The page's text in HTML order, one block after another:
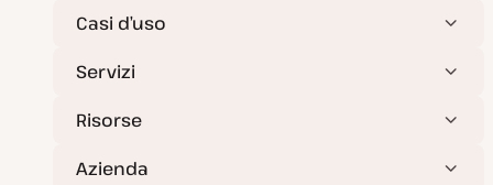
Casi d’uso
Servizi
Risorse
Azienda